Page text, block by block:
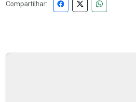
Compartilhar: